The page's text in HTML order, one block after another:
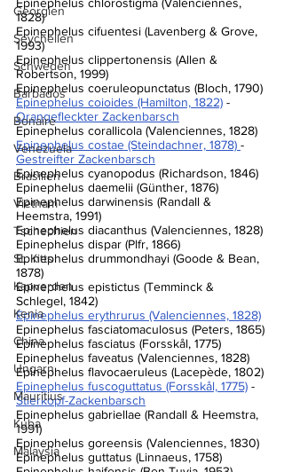
Georgien
Seychellen
Schweden
Barbados
Bonaire
Venezuela
Brasilien
Vietnam
Tschechien
St. Kitts
Kapverden
Kenia
China
Ungarn
Mauritius
Kuba
Malaysia
Epinephelus chlorostigma (Valenciennes,
1828)
Epinephelus cifuentesi (Lavenberg & Grove,
1993)
Epinephelus clippertonensis (Allen &
Robertson, 1999)
Epinephelus coeruleopunctatus (Bloch, 1790)
Epinephelus coioides (Hamilton, 1822) -
Orangefleckter Zackenbarsch
Epinephelus corallicola (Valenciennes, 1828)
Epinephelus costae (Steindachner, 1878) -
Gestreifter Zackenbarsch
Epinephelus cyanopodus (Richardson, 1846)
Epinephelus daemelii (Günther, 1876)
Epinephelus darwinensis (Randall &
Heemstra, 1991)
Epinephelus diacanthus (Valenciennes, 1828)
Epinephelus dispar (Plfr, 1866)
Epinephelus drummondhayi (Goode & Bean,
1878)
Epinephelus epistictus (Temminck &
Schlegel, 1842)
Epinephelus erythrurus (Valenciennes, 1828)
Epinephelus fasciatomaculosus (Peters, 1865)
Epinephelus fasciatus (Forsskål, 1775)
Epinephelus faveatus (Valenciennes, 1828)
Epinephelus flavocaeruleus (Lacepède, 1802)
Epinephelus fuscoguttatus (Forsskål, 1775) -
Stierkopf-Zackenbarsch
Epinephelus gabriellae (Randall & Heemstra,
1991)
Epinephelus goreensis (Valenciennes, 1830)
Epinephelus guttatus (Linnaeus, 1758)